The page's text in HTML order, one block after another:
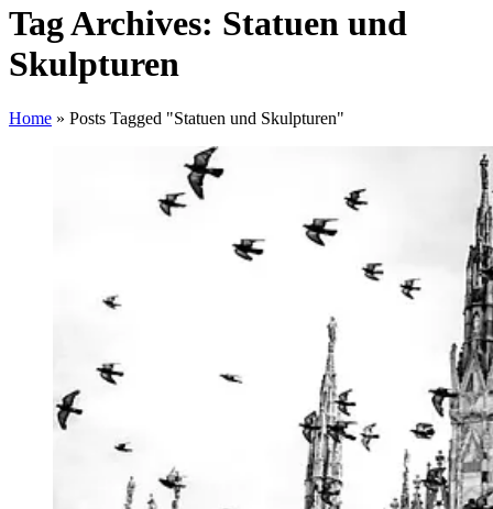
Tag Archives: Statuen und
Skulpturen
Home » Posts Tagged "Statuen und Skulpturen"